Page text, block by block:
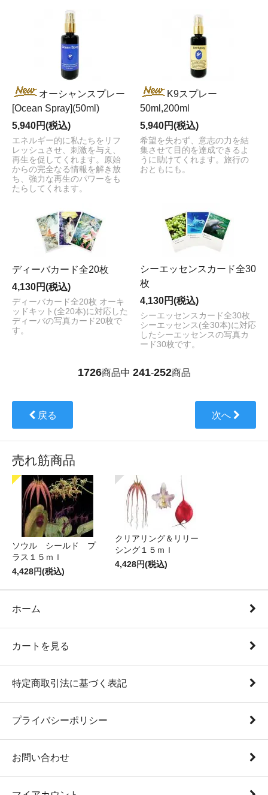
オーシャンスプレー
[Ocean Spray](50ml)
5,940円(税込)
エネルギー的に私たちをリフ
レッシュさせ、刺激を与え、
再生を促してくれます。原始
からの完全なる情報を解き放
ち、強力な再生のパワーをも
たらしてくれます。
K9スプレー
50ml,200ml
5,940円(税込)
希望を失わず、意志の力を結
集させて目的を達成できるよ
うに助けてくれます。旅行の
おともにも。
ディーバカード全20枚
4,130円(税込)
ディーバカード全20枚 オーキ
ッドキット(全20本)に対応した
ディーバの写真カード20枚で
す。
シーエッセンスカード全30
枚
4,130円(税込)
シーエッセンスカード全30枚
シーエッセンス(全30本)に対応
したシーエッセンスの写真カ
ード30枚です。
1726商品中 241-252商品
戻る 次へ
売れ筋商品
ソウル シールド プ
ラス１５ｍｌ
4,428円(税込)
クリアリング＆リリー
シング１５ｍｌ
4,428円(税込)
ホーム
カートを見る
特定商取引法に基づく表記
プライバシーポリシー
お問い合わせ